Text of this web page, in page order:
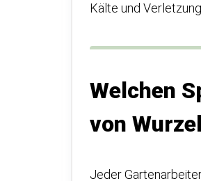
Kälte und
Welchen
von
Jeder